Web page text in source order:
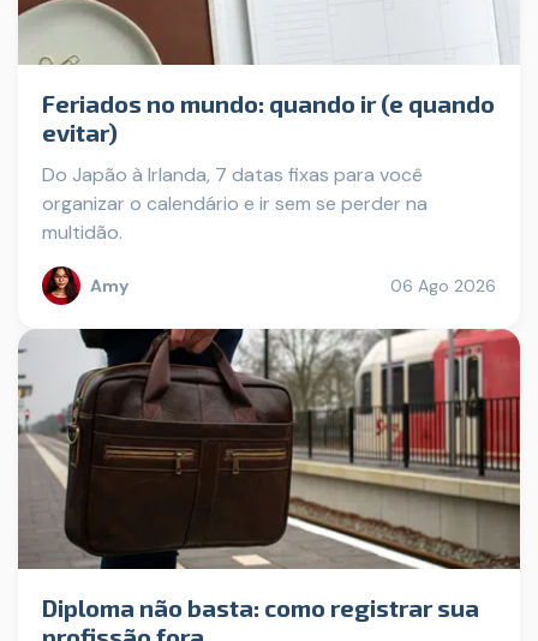
Feriados no mundo: quando ir (e quando
evitar)
Do Japão à Irlanda, 7 datas fixas para você
organizar o calendário e ir sem se perder na
multidão.
Amy 06 Ago 2026
Diploma não basta: como registrar sua